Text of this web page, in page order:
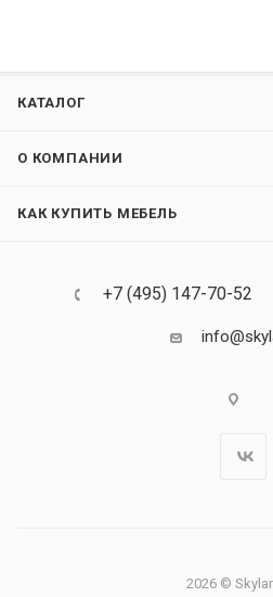
КАТАЛОГ
О КОМПАНИИ
КАК КУПИТЬ МЕБЕЛЬ
+7 (495) 147-70-52
2026 ©